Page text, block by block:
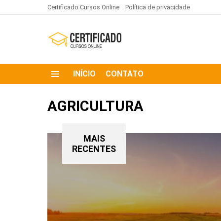
Certificado Cursos Online Política de privacidade
INÍCIO CONTATO
AGRICULTURA
MAIS
RECENTES